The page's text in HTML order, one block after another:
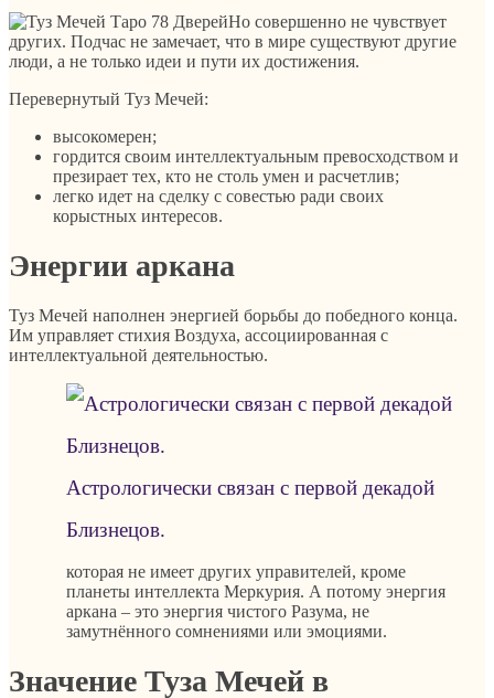
Но совершенно не чувствует
других. Подчас не замечает, что в мире существуют другие
люди, а не только идеи и пути их достижения.
Перевернутый Туз Мечей:
высокомерен;
гордится своим интеллектуальным превосходством и
презирает тех, кто не столь умен и расчетлив;
легко идет на сделку с совестью ради своих
корыстных интересов.
Энергии аркана
Туз Мечей наполнен энергией борьбы до победного конца.
Им управляет стихия Воздуха, ассоциированная с
интеллектуальной деятельностью.
Астрологически связан с первой декадой
Близнецов.
которая не имеет других управителей, кроме
планеты интеллекта Меркурия. А потому энергия
аркана – это энергия чистого Разума, не
замутнённого сомнениями или эмоциями.
Значение Туза Мечей в